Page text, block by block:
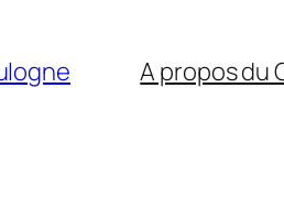
A propos du